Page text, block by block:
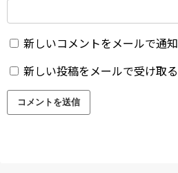
新しいコメントをメールで通知
新しい投稿をメールで受け取る